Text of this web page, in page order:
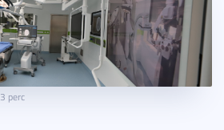
3 perc